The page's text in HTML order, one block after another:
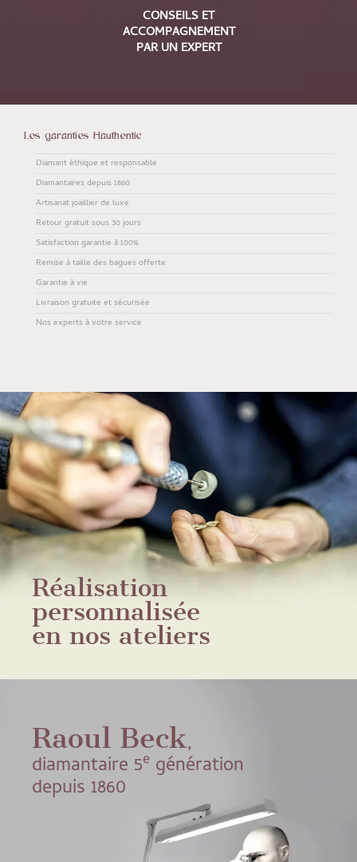
CONSEILS ET
ACCOMPAGNEMENT
PAR UN EXPERT
Les garanties Hauthentic
Diamant éthique et responsable
Diamantaires depuis 1860
Artisanat joaillier de luxe
Retour gratuit sous 30 jours
Satisfaction garantie à 100%
Remise à taille des bagues offerte
Garantie à vie
Livraison gratuite et sécurisée
Nos experts à votre service
Réalisation
personnalisée
en nos ateliers
Raoul Beck,
diamantaire 5e génération
depuis 1860